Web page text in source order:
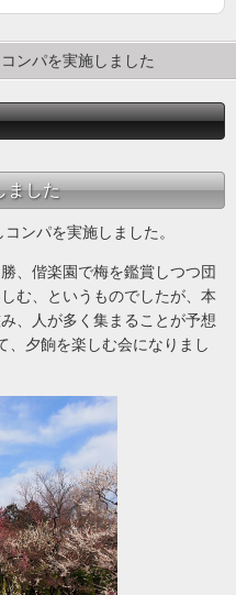
ンパを実施しました
ました
ンパを実施しました。
、偕楽園で梅を鑑賞しつつ団
む、というものでしたが、本
、人が多く集まることが予想
、夕餉を楽しむ会になりまし